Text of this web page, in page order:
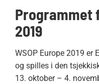
Programmet
2019
WSOP Europe 2019 er
og spilles i den
13. oktober – 4.